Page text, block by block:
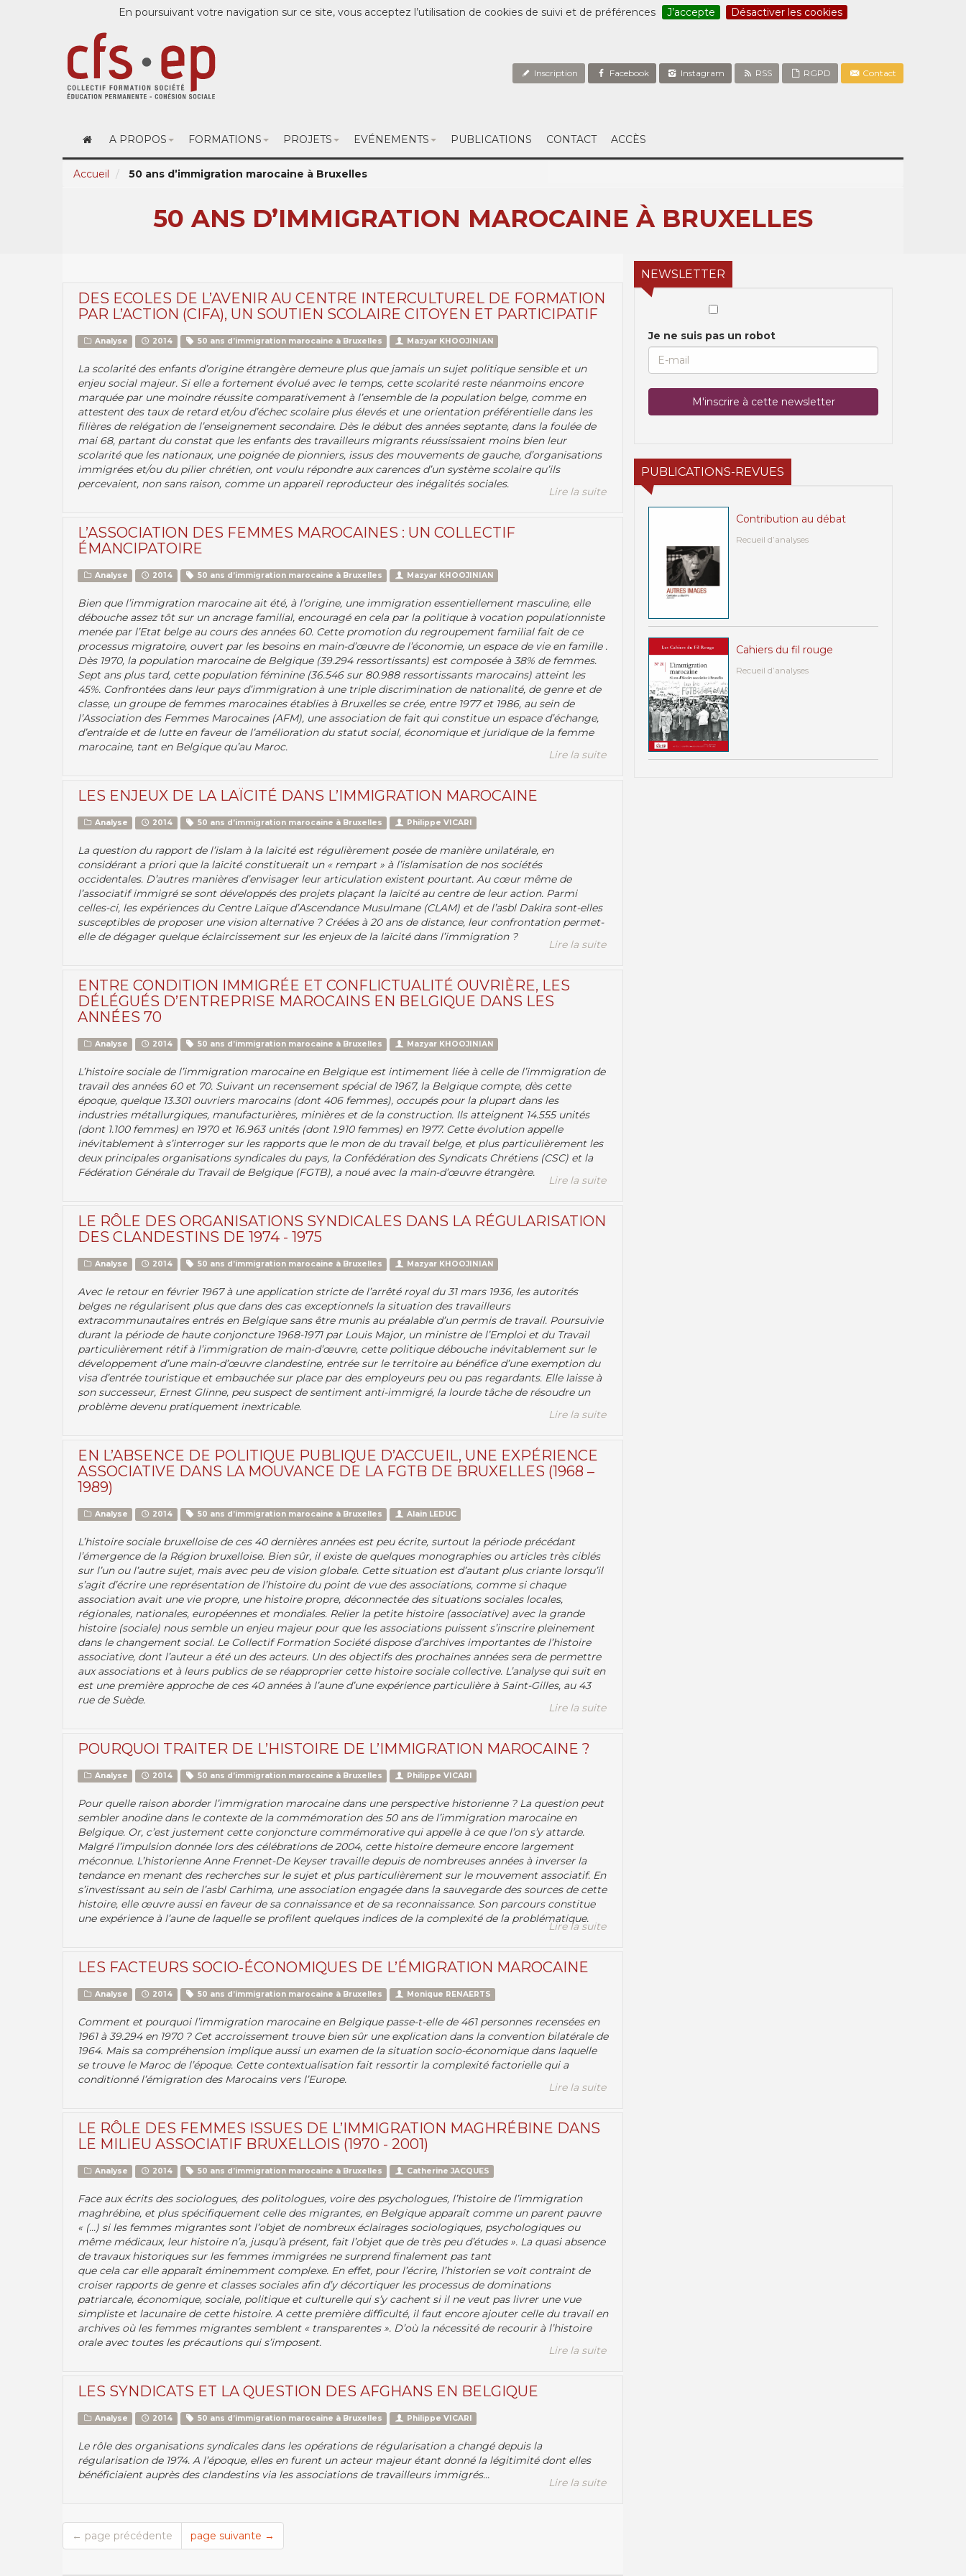
En poursuivant votre navigation sur ce site, vous acceptez l’utilisation de cookies de suivi et de préférences J’accepte Désactiver les cookies
Inscription Facebook Instagram RSS RGPD Contact
A PROPOS FORMATIONS PROJETS EVÉNEMENTS PUBLICATIONS CONTACT ACCÈS
Accueil 50 ans d’immigration marocaine à Bruxelles
50 ANS D’IMMIGRATION MAROCAINE À BRUXELLES
DES ECOLES DE L’AVENIR AU CENTRE INTERCULTUREL DE FORMATION
PAR L’ACTION (CIFA), UN SOUTIEN SCOLAIRE CITOYEN ET PARTICIPATIF
Analyse 2014 50 ans d’immigration marocaine à Bruxelles Mazyar KHOOJINIAN
La scolarité des enfants d’origine étrangère demeure plus que jamais un sujet politique sensible et un
enjeu social majeur. Si elle a fortement évolué avec le temps, cette scolarité reste néanmoins encore
marquée par une moindre réussite comparativement à l’ensemble de la population belge, comme en
attestent des taux de retard et/ou d’échec scolaire plus élevés et une orientation préférentielle dans les
filières de relégation de l’enseignement secondaire. Dès le début des années septante, dans la foulée de
mai 68, partant du constat que les enfants des travailleurs migrants réussissaient moins bien leur
scolarité que les nationaux, une poignée de pionniers, issus des mouvements de gauche, d’organisations
immigrées et/ou du pilier chrétien, ont voulu répondre aux carences d’un système scolaire qu’ils
percevaient, non sans raison, comme un appareil reproducteur des inégalités sociales.
Lire la suite
L’ASSOCIATION DES FEMMES MAROCAINES : UN COLLECTIF
ÉMANCIPATOIRE
Analyse 2014 50 ans d’immigration marocaine à Bruxelles Mazyar KHOOJINIAN
Bien que l’immigration marocaine ait été, à l’origine, une immigration essentiellement masculine, elle
débouche assez tôt sur un ancrage familial, encouragé en cela par la politique à vocation populationniste
menée par l’Etat belge au cours des années 60. Cette promotion du regroupement familial fait de ce
processus migratoire, ouvert par les besoins en main-d’œuvre de l’économie, un espace de vie en famille .
Dès 1970, la population marocaine de Belgique (39.294 ressortissants) est composée à 38% de femmes.
Sept ans plus tard, cette population féminine (36.546 sur 80.988 ressortissants marocains) atteint les
45%. Confrontées dans leur pays d’immigration à une triple discrimination de nationalité, de genre et de
classe, un groupe de femmes marocaines établies à Bruxelles se crée, entre 1977 et 1986, au sein de
l’Association des Femmes Marocaines (AFM), une association de fait qui constitue un espace d’échange,
d’entraide et de lutte en faveur de l’amélioration du statut social, économique et juridique de la femme
marocaine, tant en Belgique qu’au Maroc.
Lire la suite
LES ENJEUX DE LA LAÏCITÉ DANS L’IMMIGRATION MAROCAINE
Analyse 2014 50 ans d’immigration marocaine à Bruxelles Philippe VICARI
La question du rapport de l’islam à la laïcité est régulièrement posée de manière unilatérale, en
considérant a priori que la laïcité constituerait un « rempart » à l’islamisation de nos sociétés
occidentales. D’autres manières d’envisager leur articulation existent pourtant. Au cœur même de
l’associatif immigré se sont développés des projets plaçant la laïcité au centre de leur action. Parmi
celles-ci, les expériences du Centre Laïque d’Ascendance Musulmane (CLAM) et de l’asbl Dakira sont-elles
susceptibles de proposer une vision alternative ? Créées à 20 ans de distance, leur confrontation permet-
elle de dégager quelque éclaircissement sur les enjeux de la laïcité dans l’immigration ?
Lire la suite
ENTRE CONDITION IMMIGRÉE ET CONFLICTUALITÉ OUVRIÈRE, LES
DÉLÉGUÉS D’ENTREPRISE MAROCAINS EN BELGIQUE DANS LES
ANNÉES 70
Analyse 2014 50 ans d’immigration marocaine à Bruxelles Mazyar KHOOJINIAN
L’histoire sociale de l’immigration marocaine en Belgique est intimement liée à celle de l’immigration de
travail des années 60 et 70. Suivant un recensement spécial de 1967, la Belgique compte, dès cette
époque, quelque 13.301 ouvriers marocains (dont 406 femmes), occupés pour la plupart dans les
industries métallurgiques, manufacturières, minières et de la construction. Ils atteignent 14.555 unités
(dont 1.100 femmes) en 1970 et 16.963 unités (dont 1.910 femmes) en 1977. Cette évolution appelle
inévitablement à s’interroger sur les rapports que le mon de du travail belge, et plus particulièrement les
deux principales organisations syndicales du pays, la Confédération des Syndicats Chrétiens (CSC) et la
Fédération Générale du Travail de Belgique (FGTB), a noué avec la main-d’œuvre étrangère.
Lire la suite
LE RÔLE DES ORGANISATIONS SYNDICALES DANS LA RÉGULARISATION
DES CLANDESTINS DE 1974 - 1975
Analyse 2014 50 ans d’immigration marocaine à Bruxelles Mazyar KHOOJINIAN
Avec le retour en février 1967 à une application stricte de l’arrêté royal du 31 mars 1936, les autorités
belges ne régularisent plus que dans des cas exceptionnels la situation des travailleurs
extracommunautaires entrés en Belgique sans être munis au préalable d’un permis de travail. Poursuivie
durant la période de haute conjoncture 1968-1971 par Louis Major, un ministre de l’Emploi et du Travail
particulièrement rétif à l’immigration de main-d’œuvre, cette politique débouche inévitablement sur le
développement d’une main-d’œuvre clandestine, entrée sur le territoire au bénéfice d’une exemption du
visa d’entrée touristique et embauchée sur place par des employeurs peu ou pas regardants. Elle laisse à
son successeur, Ernest Glinne, peu suspect de sentiment anti-immigré, la lourde tâche de résoudre un
problème devenu pratiquement inextricable.
Lire la suite
EN L’ABSENCE DE POLITIQUE PUBLIQUE D’ACCUEIL, UNE EXPÉRIENCE
ASSOCIATIVE DANS LA MOUVANCE DE LA FGTB DE BRUXELLES (1968 –
1989)
Analyse 2014 50 ans d’immigration marocaine à Bruxelles Alain LEDUC
L’histoire sociale bruxelloise de ces 40 dernières années est peu écrite, surtout la période précédant
l’émergence de la Région bruxelloise. Bien sûr, il existe de quelques monographies ou articles très ciblés
sur l’un ou l’autre sujet, mais avec peu de vision globale. Cette situation est d’autant plus criante lorsqu’il
s’agit d’écrire une représentation de l’histoire du point de vue des associations, comme si chaque
association avait une vie propre, une histoire propre, déconnectée des situations sociales locales,
régionales, nationales, européennes et mondiales. Relier la petite histoire (associative) avec la grande
histoire (sociale) nous semble un enjeu majeur pour que les associations puissent s’inscrire pleinement
dans le changement social. Le Collectif Formation Société dispose d’archives importantes de l’histoire
associative, dont l’auteur a été un des acteurs. Un des objectifs des prochaines années sera de permettre
aux associations et à leurs publics de se réapproprier cette histoire sociale collective. L’analyse qui suit en
est une première approche de ces 40 années à l’aune d’une expérience particulière à Saint-Gilles, au 43
rue de Suède.
Lire la suite
POURQUOI TRAITER DE L’HISTOIRE DE L’IMMIGRATION MAROCAINE ?
Analyse 2014 50 ans d’immigration marocaine à Bruxelles Philippe VICARI
Pour quelle raison aborder l’immigration marocaine dans une perspective historienne ? La question peut
sembler anodine dans le contexte de la commémoration des 50 ans de l’immigration marocaine en
Belgique. Or, c’est justement cette conjoncture commémorative qui appelle à ce que l’on s’y attarde.
Malgré l’impulsion donnée lors des célébrations de 2004, cette histoire demeure encore largement
méconnue. L’historienne Anne Frennet-De Keyser travaille depuis de nombreuses années à inverser la
tendance en menant des recherches sur le sujet et plus particulièrement sur le mouvement associatif. En
s’investissant au sein de l’asbl Carhima, une association engagée dans la sauvegarde des sources de cette
histoire, elle œuvre aussi en faveur de sa connaissance et de sa reconnaissance. Son parcours constitue
une expérience à l’aune de laquelle se profilent quelques indices de la complexité de la problématique.
Lire la suite
LES FACTEURS SOCIO-ÉCONOMIQUES DE L’ÉMIGRATION MAROCAINE
Analyse 2014 50 ans d’immigration marocaine à Bruxelles Monique RENAERTS
Comment et pourquoi l’immigration marocaine en Belgique passe-t-elle de 461 personnes recensées en
1961 à 39.294 en 1970 ? Cet accroissement trouve bien sûr une explication dans la convention bilatérale de
1964. Mais sa compréhension implique aussi un examen de la situation socio-économique dans laquelle
se trouve le Maroc de l’époque. Cette contextualisation fait ressortir la complexité factorielle qui a
conditionné l’émigration des Marocains vers l’Europe.
Lire la suite
LE RÔLE DES FEMMES ISSUES DE L’IMMIGRATION MAGHRÉBINE DANS
LE MILIEU ASSOCIATIF BRUXELLOIS (1970 - 2001)
Analyse 2014 50 ans d’immigration marocaine à Bruxelles Catherine JACQUES
Face aux écrits des sociologues, des politologues, voire des psychologues, l’histoire de l’immigration
maghrébine, et plus spécifiquement celle des migrantes, en Belgique apparaît comme un parent pauvre
« (...) si les femmes migrantes sont l’objet de nombreux éclairages sociologiques, psychologiques ou
même médicaux, leur histoire n’a, jusqu’à présent, fait l’objet que de très peu d’études ». La quasi absence
de travaux historiques sur les femmes immigrées ne surprend finalement pas tant
que cela car elle apparaît éminemment complexe. En effet, pour l’écrire, l’historien se voit contraint de
croiser rapports de genre et classes sociales afin d’y décortiquer les processus de dominations
patriarcale, économique, sociale, politique et culturelle qui s’y cachent si il ne veut pas livrer une vue
simpliste et lacunaire de cette histoire. A cette première difficulté, il faut encore ajouter celle du travail en
archives où les femmes migrantes semblent « transparentes ». D’où la nécessité de recourir à l’histoire
orale avec toutes les précautions qui s’imposent.
Lire la suite
LES SYNDICATS ET LA QUESTION DES AFGHANS EN BELGIQUE
Analyse 2014 50 ans d’immigration marocaine à Bruxelles Philippe VICARI
Le rôle des organisations syndicales dans les opérations de régularisation a changé depuis la
régularisation de 1974. A l’époque, elles en furent un acteur majeur étant donné la légitimité dont elles
bénéficiaient auprès des clandestins via les associations de travailleurs immigrés...
Lire la suite
← page précédente page suivante →
NEWSLETTER
Je ne suis pas un robot
PUBLICATIONS-REVUES
Contribution au débat
Recueil d’analyses
Cahiers du fil rouge
Recueil d’analyses